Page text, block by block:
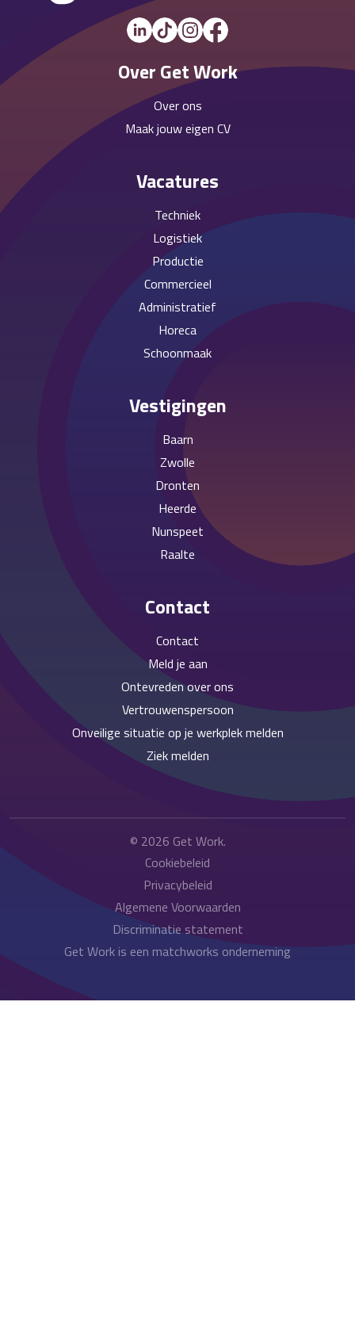
Over Get Work
Over ons
Maak jouw eigen CV
Vacatures
Techniek
Logistiek
Productie
Commercieel
Administratief
Horeca
Schoonmaak
Vestigingen
Baarn
Zwolle
Dronten
Heerde
Nunspeet
Raalte
Contact
Contact
Meld je aan
Ontevreden over ons
Vertrouwenspersoon
Onveilige situatie op je werkplek melden
Ziek melden
© 2026 Get Work.
Cookiebeleid
Privacybeleid
Algemene Voorwaarden
Discriminatie statement
Get Work is een matchworks onderneming